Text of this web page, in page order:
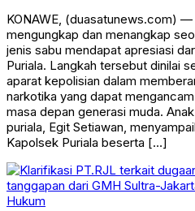
KONAWE, (duasatunews.com) —
mengungkap dan menangkap
jenis sabu mendapat apresiasi
Puriala. Langkah tersebut dinilai
aparat kepolisian dalam
narkotika yang dapat
masa depan generasi muda.
puriala, Egit Setiawan,
Kapolsek Puriala beserta […]
Hukum